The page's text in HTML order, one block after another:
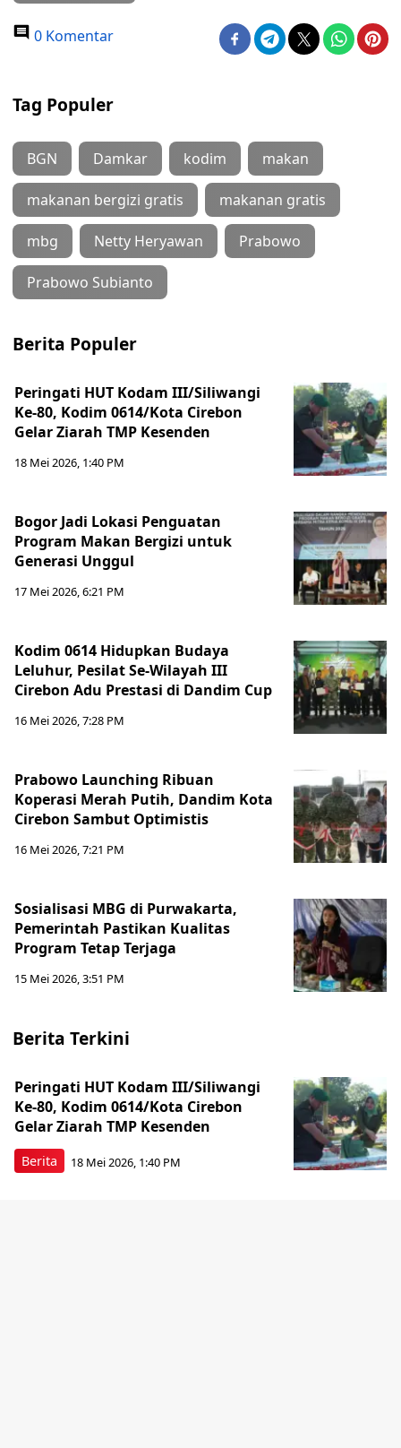
0 Komentar
Tag Populer
BGN Damkar kodim makan
makanan bergizi gratis makanan gratis
mbg Netty Heryawan Prabowo
Prabowo Subianto
Berita Populer
Peringati HUT Kodam III/Siliwangi
Ke-80, Kodim 0614/Kota Cirebon
Gelar Ziarah TMP Kesenden
18 Mei 2026, 1:40 PM
Bogor Jadi Lokasi Penguatan
Program Makan Bergizi untuk
Generasi Unggul
17 Mei 2026, 6:21 PM
Kodim 0614 Hidupkan Budaya
Leluhur, Pesilat Se-Wilayah III
Cirebon Adu Prestasi di Dandim Cup
16 Mei 2026, 7:28 PM
Prabowo Launching Ribuan
Koperasi Merah Putih, Dandim Kota
Cirebon Sambut Optimistis
16 Mei 2026, 7:21 PM
Sosialisasi MBG di Purwakarta,
Pemerintah Pastikan Kualitas
Program Tetap Terjaga
15 Mei 2026, 3:51 PM
Berita Terkini
Berita
Peringati HUT Kodam III/Siliwangi
Ke-80, Kodim 0614/Kota Cirebon
Gelar Ziarah TMP Kesenden
18 Mei 2026, 1:40 PM